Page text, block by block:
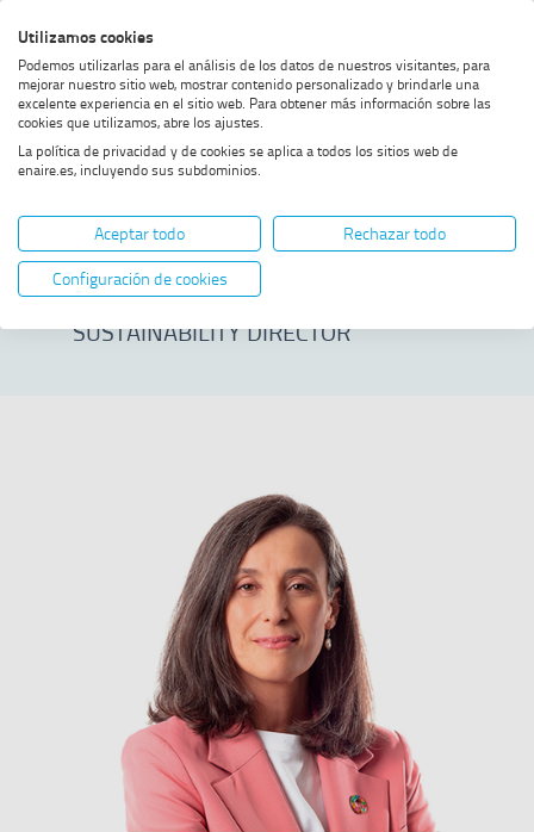
to
menu
to
content
to
footer
high
contrast
Home SHOW BREADCRUMB TRAIL OPTIONS
Estíbaliz Salazar Fernández
Estíbaliz Salazar
Fernández
SUSTAINABILITY DIRECTOR
Utilizamos cookies
Podemos utilizarlas para el análisis de los datos de nuestros visitantes, para
mejorar nuestro sitio web, mostrar contenido personalizado y brindarle una
excelente experiencia en el sitio web. Para obtener más información sobre las
cookies que utilizamos, abre los ajustes.
La política de privacidad y de cookies se aplica a todos los sitios web de
enaire.es, incluyendo sus subdominios.
Aceptar todo
Rechazar todo
Configuración de cookies